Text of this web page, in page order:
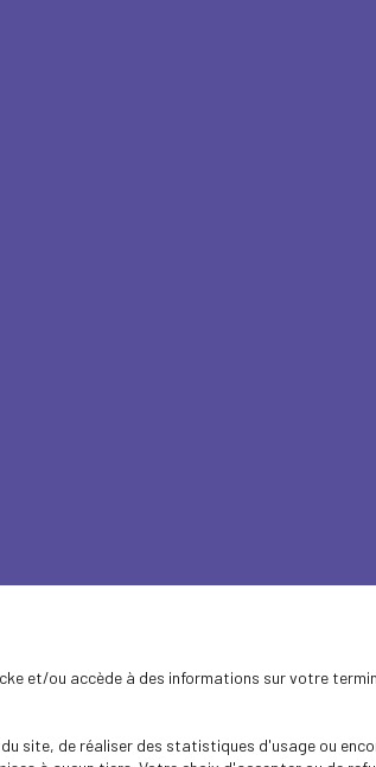
et/ou accède à des informations sur votre
site, de réaliser des statistiques d'usage ou